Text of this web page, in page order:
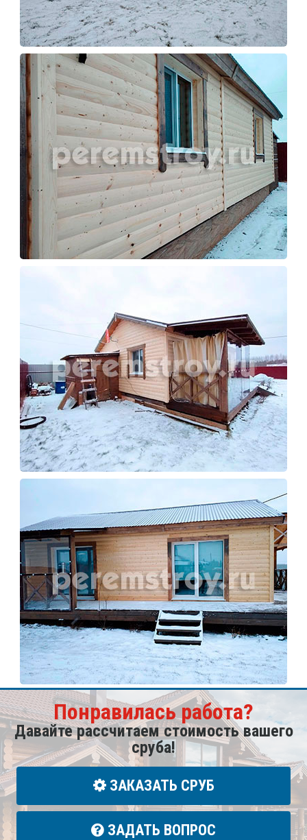
Понравилась работа?
Давайте рассчитаем стоимость вашего
сруба!
ЗАКАЗАТЬ СРУБ
ЗАДАТЬ ВОПРОС